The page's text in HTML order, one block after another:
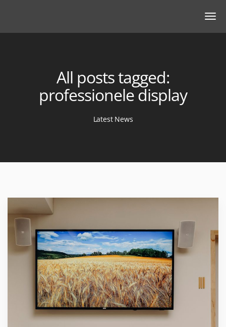
All posts tagged:
professionele display
Latest News